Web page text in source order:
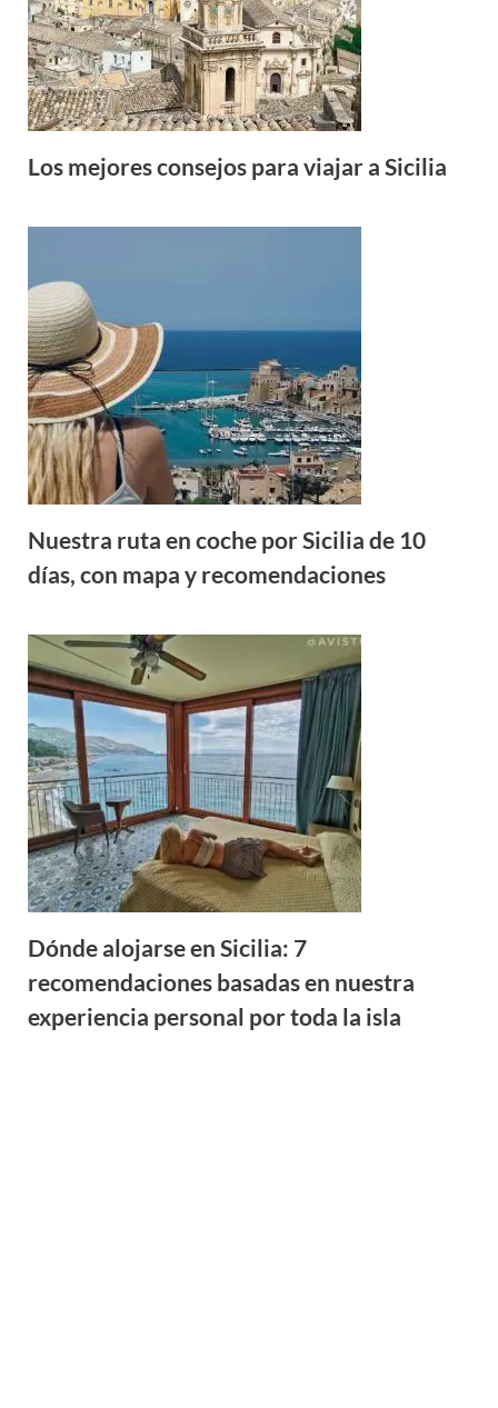
Los mejores consejos para viajar a Sicilia
Nuestra ruta en coche por Sicilia de 10
días, con mapa y recomendaciones
Dónde alojarse en Sicilia: 7
recomendaciones basadas en nuestra
experiencia personal por toda la isla